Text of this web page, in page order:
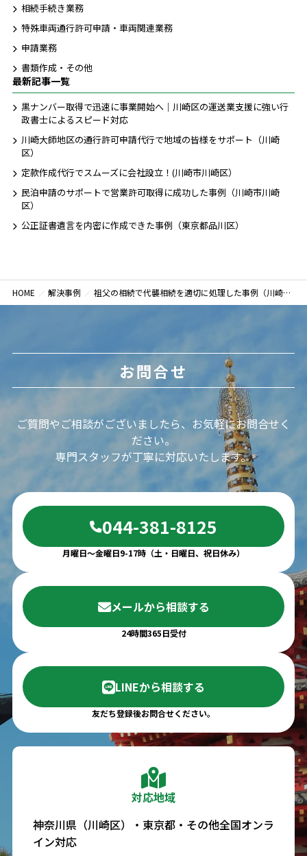
相続手続き業務
特殊車両通行許可申請・車両関連業務
申請業務
書類作成・その他
最新記事一覧
黒ナンバー取得で迅速に事業開始へ｜川崎区の運送業支援に強い行
政書士によるスピード対応
川崎大師地区の通行許可申請代行で地域の皆様をサポート（川崎
区）
定款作成代行でスムーズに会社設立！(川崎市川崎区）
民泊申請のサポートで営業許可取得に成功した事例（川崎市川崎
区）
公正証書遺言を内密に作成できた事例（東京都品川区）
HOME 解決事例 祖父の相続で代襲相続を適切に処理した事例（川崎市川崎区）
お問合せ
ご質問やご相談がございましたら、お気軽にお問合せく
ださい。
専門スタッフが丁寧に対応いたします。
044-381-8125
月曜日～金曜日9-17時（土・日曜日、祝日休み）
メールから相談する
24時間365日受付
LINEから相談する
友だち登録後お問合せください。
対応地域
神奈川県（川崎区）・東京都・その他全国オンラ
イン対応